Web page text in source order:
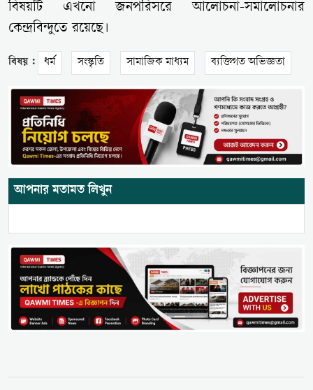
বিষয়টি এখনো জনপরিসরে আলোচনা-সমালোচনার
কেন্দ্রবিন্দুতে রয়েছে।
বিষয় : ধর্ম সংস্কৃতি সামাজিক মাধ্যম ব্যক্তিগত অভিজ্ঞতা
আপনার মতামত লিখুন